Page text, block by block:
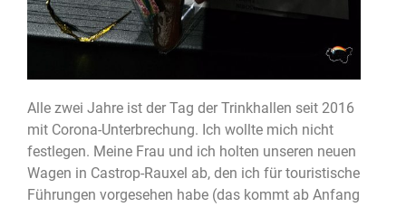
Alle zwei Jahre ist der Tag der Trinkhallen seit 2016
mit Corona-Unterbrechung. Ich wollte mich nicht
festlegen. Meine Frau und ich holten unseren neuen
Wagen in Castrop-Rauxel ab, den ich für touristische
Führungen vorgesehen habe (das kommt ab Anfang